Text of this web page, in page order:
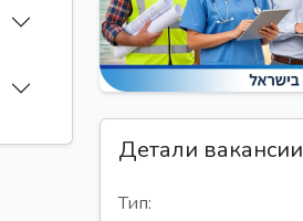
Детали вакансии
Тип: